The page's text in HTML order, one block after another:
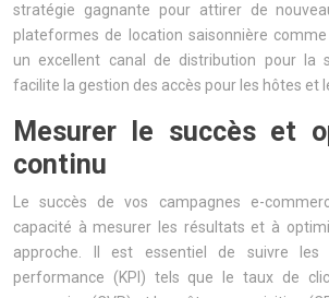
stratégie gagnante pour attirer de
plateformes de location saisonnière
un excellent canal de distribution pour la
facilite la gestion des accès pour les hôtes et
Mesurer le succès et
continu
Le succès de vos campagnes e-
capacité à mesurer les résultats et à
approche. Il est essentiel de suivre les
performance (KPI) tels que le taux de